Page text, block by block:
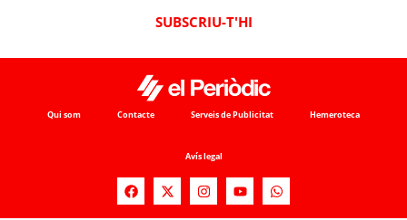
SUBSCRIU-T'HI
Qui som Contacte Serveis de Publicitat Hemeroteca
Avís legal